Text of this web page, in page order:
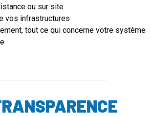
ou sur site
vos infrastructures
tout ce qui concerne votre système